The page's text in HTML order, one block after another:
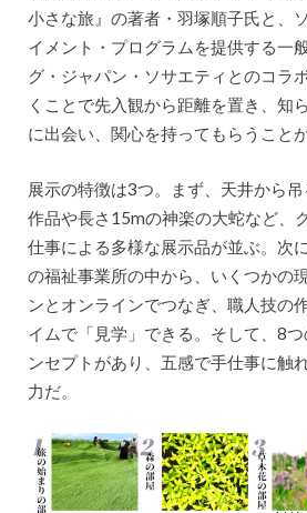
小さな旅』の著者・羽塚順子氏と、
イメント・プログラムを提供する一
グ・ジャパン・ソサエティとのコラ
くことで先入観から距離を置き、知
に出会い、関心を持ってもらうこと
展示の特徴は3つ。まず、天井から
作品や長さ15mの神楽の大蛇など、
仕事による多様な展示品が並ぶ。次
の福祉事業所の中から、いくつかの
ンとオンラインでつなぎ、職人技の
イムで「見学」できる。そして、8
ンセプトがあり、五感で手仕事に触
力だ。